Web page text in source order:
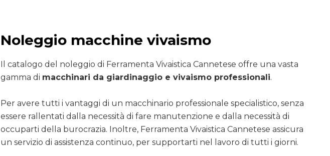
Noleggio macchine vivaismo
Il catalogo del noleggio di Ferramenta Vivaistica Cannetese offre una vasta
gamma di macchinari da giardinaggio e vivaismo professionali.
Per avere tutti i vantaggi di un macchinario professionale specialistico, senza
essere rallentati dalla necessità di fare manutenzione e dalla necessità di
occuparti della burocrazia. Inoltre, Ferramenta Vivaistica Cannetese assicura
un servizio di assistenza continuo, per supportarti nel lavoro di tutti i giorni.